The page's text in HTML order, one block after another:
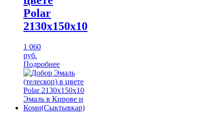
Polar
2130х150х10
1 060
руб.
Подробнее